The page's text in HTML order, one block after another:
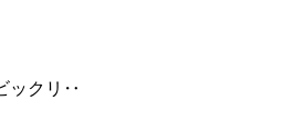
ックリ‥